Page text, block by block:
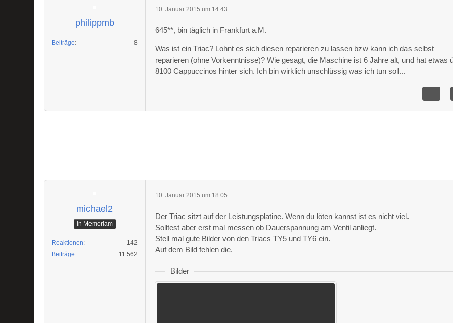
philippmb
Beiträge 8
10. Januar 2015 um 14:43
645**, bin täglich in Frankfurt a.M.
Was ist ein Triac? Lohnt es sich diesen reparieren zu lassen bzw kann ich das selbst
reparieren (ohne Vorkenntnisse)? Wie gesagt, die Maschine ist 6 Jahre alt, und hat etwas
8100 Cappuccinos hinter sich. Ich bin wirklich unschlüssig was ich tun soll...
michael2
In Memoriam
Reaktionen
142
Beiträge
11.562
10. Januar 2015 um 18:05
Der Triac sitzt auf der Leistungsplatine. Wenn du löten kannst ist es nicht viel.
Solltest aber erst mal messen ob Dauerspannung am Ventil anliegt.
Stell mal gute Bilder von den Triacs TY5 und TY6 ein.
Auf dem Bild fehlen die.
Bilder